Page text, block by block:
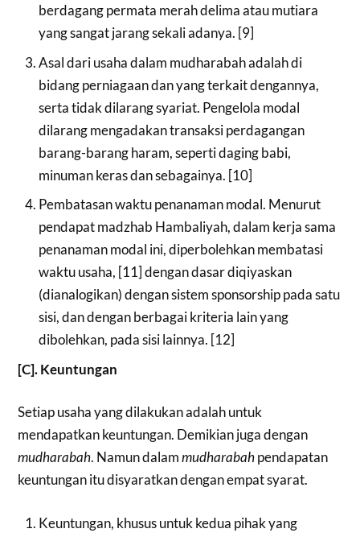
berdagang permata merah delima atau mutiara
yang sangat jarang sekali adanya. [9]
Asal dari usaha dalam mudharabah adalah di
bidang perniagaan dan yang terkait dengannya,
serta tidak dilarang syariat. Pengelola modal
dilarang mengadakan transaksi perdagangan
barang-barang haram, seperti daging babi,
minuman keras dan sebagainya. [10]
Pembatasan waktu penanaman modal. Menurut
pendapat madzhab Hambaliyah, dalam kerja sama
penanaman modal ini, diperbolehkan membatasi
waktu usaha, [11] dengan dasar diqiyaskan
(dianalogikan) dengan sistem sponsorship pada satu
sisi, dan dengan berbagai kriteria lain yang
dibolehkan, pada sisi lainnya. [12]
[C]. Keuntungan
Setiap usaha yang dilakukan adalah untuk
mendapatkan keuntungan. Demikian juga dengan
mudharabah. Namun dalammudharabahpendapatan
keuntungan itu disyaratkan dengan empat syarat.
Keuntungan, khusus untuk kedua pihak yang